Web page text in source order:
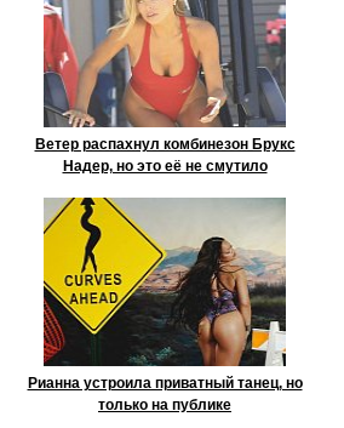
Ветер распахнул комбинезон Брукс
Надер, но это её не смутило
Рианна устроила приватный танец, но
только на публике